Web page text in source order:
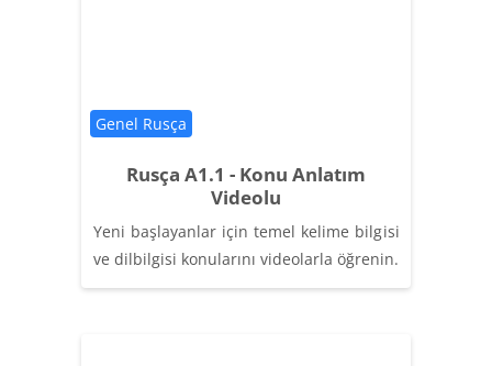
Rusça A1.1 - Konu Anlatım
Videolu
Категория курса
Genel Rusça
Yeni başlayanlar için temel kelime bilgisi
ve dilbilgisi konularını videolarla öğrenin.